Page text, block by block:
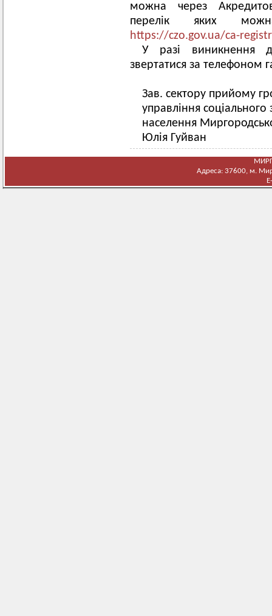
можна через
перелік яких
https://czo.gov.ua/ca-
У разі виникнення
звертатися за телефоном
Зав. сектору прийому
управління соціального
населення
Юлія Гуйван
Адреса: 37600, м.